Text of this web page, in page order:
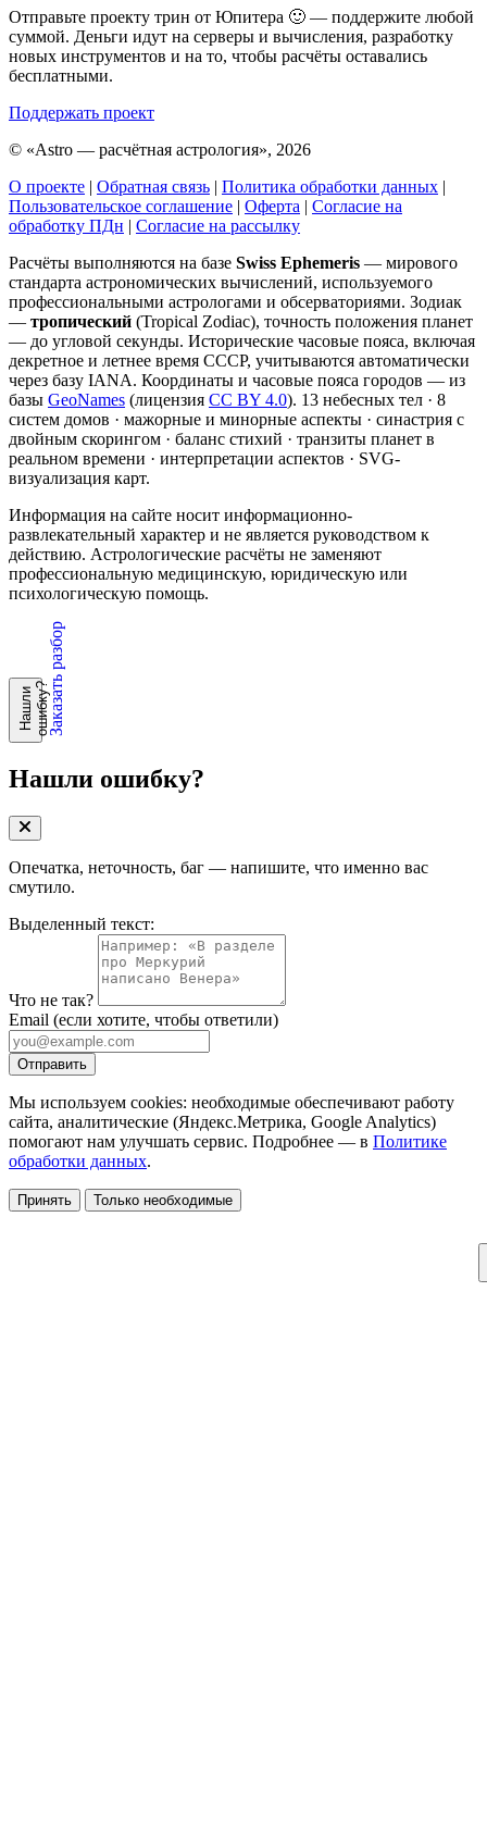
Отправьте проекту трин от Юпитера 🙂 — поддержите любой
суммой. Деньги идут на серверы и вычисления, разработку
новых инструментов и на то, чтобы расчёты оставались
бесплатными.
Поддержать проект
© «Astro — расчётная астрология», 2026
О проекте | Обратная связь | Политика обработки данных |
Пользовательское соглашение | Оферта | Согласие на
обработку ПДн | Согласие на рассылку
Расчёты выполняются на базе Swiss Ephemeris — мирового
стандарта астрономических вычислений, используемого
профессиональными астрологами и обсерваториями. Зодиак
— тропический (Tropical Zodiac), точность положения планет
— до угловой секунды. Исторические часовые пояса, включая
декретное и летнее время СССР, учитываются автоматически
через базу IANA. Координаты и часовые пояса городов — из
базы GeoNames (лицензия CC BY 4.0). 13 небесных тел · 8
систем домов · мажорные и минорные аспекты · синастрия с
двойным скорингом · баланс стихий · транзиты планет в
реальном времени · интерпретации аспектов · SVG-
визуализация карт.
Информация на сайте носит информационно-
развлекательный характер и не является руководством к
действию. Астрологические расчёты не заменяют
профессиональную медицинскую, юридическую или
психологическую помощь.
Н
а
ш
л
и
о
ш
и
б
к
у?Заказать разбор
Нашли ошибку?
Опечатка, неточность, баг — напишите, что именно вас
смутило.
Выделенный текст:
Что не так?
Email (если хотите, чтобы ответили)
Отправить
Мы используем cookies: необходимые обеспечивают работу
сайта, аналитические (Яндекс.Метрика, Google Analytics)
помогают нам улучшать сервис. Подробнее — в Политике
обработки данных.
Принять Только необходимые